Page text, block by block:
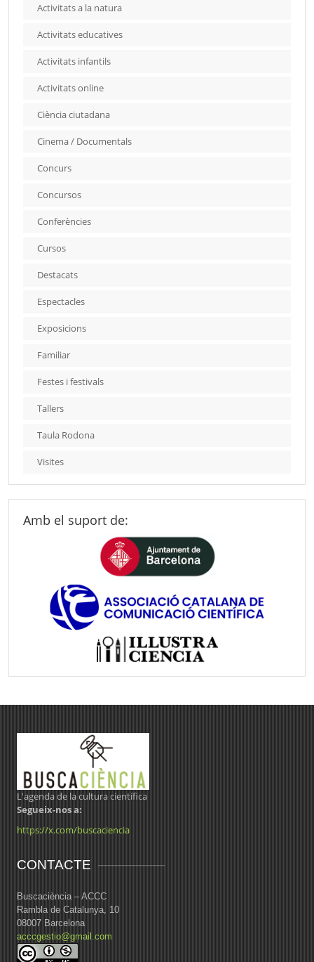
Activitats a la natura
Activitats educatives
Activitats infantils
Activitats online
Ciència ciutadana
Cinema / Documentals
Concurs
Concursos
Conferències
Cursos
Destacats
Espectacles
Exposicions
Familiar
Festes i festivals
Tallers
Taula Rodona
Visites
Amb el suport de:
L'agenda de la cultura científica
Segueix-nos a:
https://x.com/buscaciencia
CONTACTE
Buscaciència – ACCC
Rambla de Catalunya, 10
08007 Barcelona
acccgestio@gmail.com